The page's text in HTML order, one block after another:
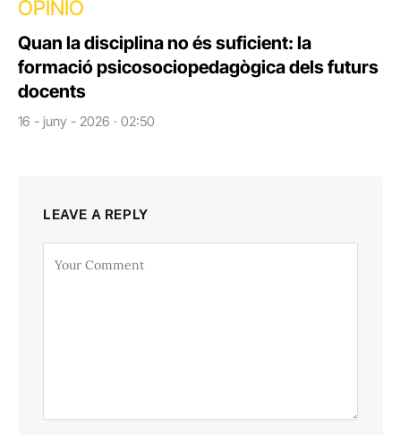
OPINIÓ
Quan la disciplina no és suficient: la
formació psicosociopedagògica dels futurs
docents
16 - juny - 2026 · 02:50
LEAVE A REPLY